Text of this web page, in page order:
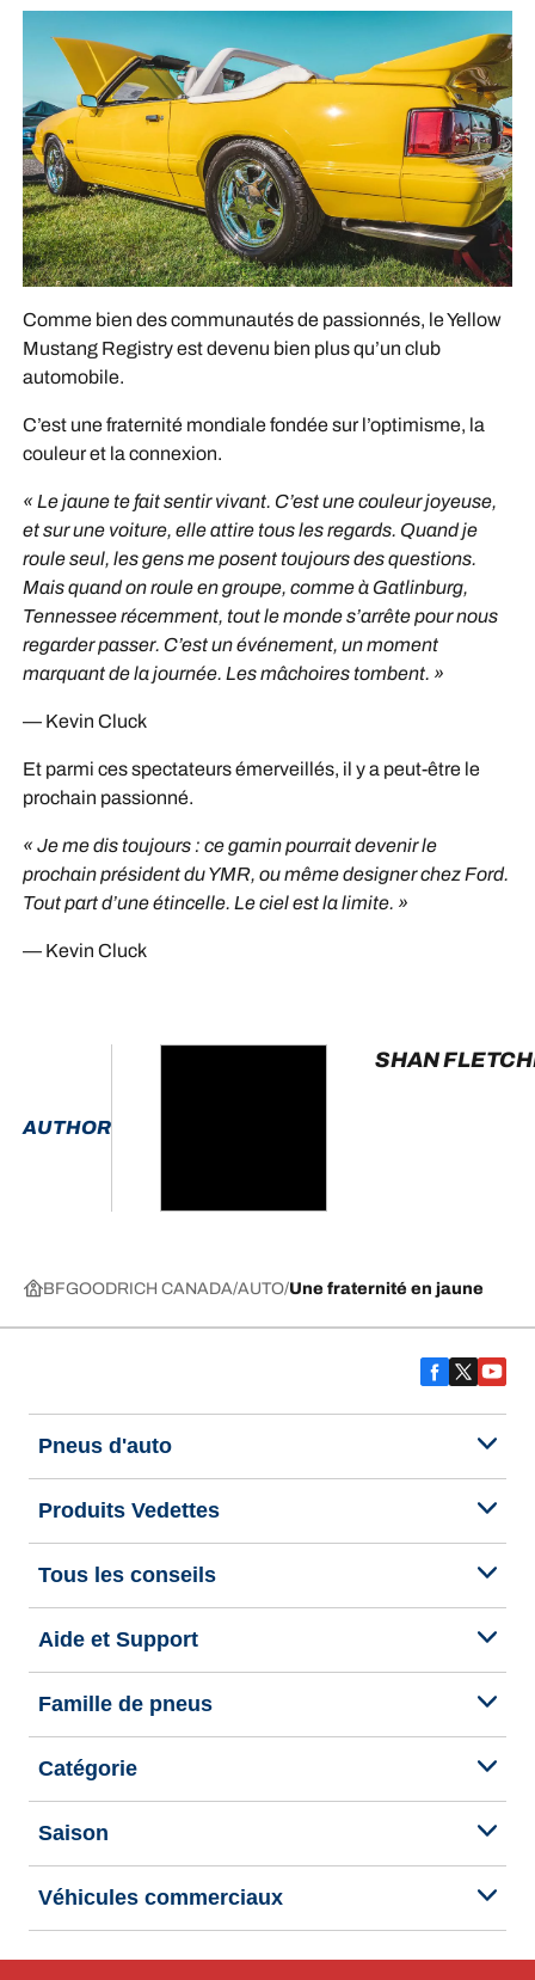
Comme bien des communautés de passionnés, le Yellow
Mustang Registry est devenu bien plus qu’un club
automobile.
C’est une fraternité mondiale fondée sur l’optimisme, la
couleur et la connexion.
« Le jaune te fait sentir vivant. C’est une couleur joyeuse,
et sur une voiture, elle attire tous les regards. Quand je
roule seul, les gens me posent toujours des questions.
Mais quand on roule en groupe, comme à Gatlinburg,
Tennessee récemment, tout le monde s’arrête pour nous
regarder passer. C’est un événement, un moment
marquant de la journée. Les mâchoires tombent. »
— Kevin Cluck
Et parmi ces spectateurs émerveillés, il y a peut-être le
prochain passionné.
« Je me dis toujours : ce gamin pourrait devenir le
prochain président du YMR, ou même designer chez Ford.
Tout part d’une étincelle. Le ciel est la limite. »
— Kevin Cluck
AUTHOR
SHAN
BFGOODRICH CANADA AUTO Une fraternité en jaune
Pneus d'auto
Produits Vedettes
Tous les conseils
Aide et Support
Famille de pneus
Catégorie
Saison
Véhicules commerciaux